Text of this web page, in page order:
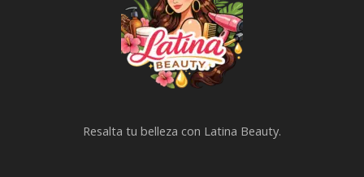
Resalta tu belleza con Latina Beauty.